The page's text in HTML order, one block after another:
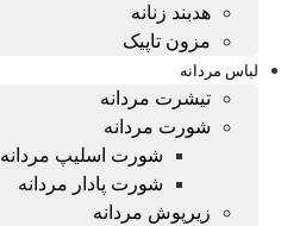
هدبند زنانه
مزون تاپیک
لباس مردانه
تیشرت مردانه
شورت مردانه
شورت اسلیپ مردانه
شورت پادار مردانه
زیرپوش مردانه